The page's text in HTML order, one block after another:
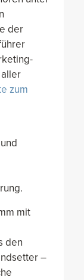
der
zum
mit
den
–